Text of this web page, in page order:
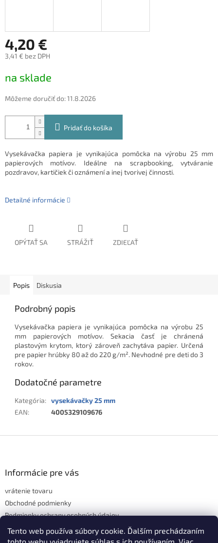
Tento web používa súbory cookie. Ďalším prechádzaním
4,20 €
3,41 € bez DPH
cena:
na sklade
Môžeme doručiť do:11.8.2026
Pridať do košíka
Vysekávačka papiera je vynikajúca pomôcka na výrobu 25 mm
papierových motívov. Ideálne na scrapbooking, vytváranie
pozdravov, kartičiek či oznámení a inej tvorivej činnosti.
Detailné informácie
OPÝTAŤ SA STRÁŽIŤ ZDIEĽAŤ
Popis Diskusia
Podrobný popis
Vysekávačka papiera je vynikajúca pomôcka na výrobu 25
mm papierových motívov. Sekacia časť je chránená
plastovým krytom, ktorý zároveň zachytáva papier. Určená
pre papier hrúbky 80 až do 220 g/m². Nevhodné pre deti do 3
rokov.
Dodatočné parametre
Kategória: vysekávačky 25 mm
EAN: 4005329109676
Informácie pre vás
vrátenie tovaru
Obchodné podmienky
Podmienky ochrany osobných údajov
Hodnotenie obchodu